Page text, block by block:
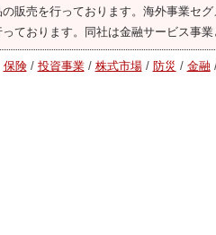
販売を行っております。海外事業セ
ております。同社は金融サービス事業
保険 / 投資事業 / 株式市場 / 防災 / 金融